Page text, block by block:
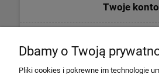
Twoje konto
Płatności i
Dbamy o Twoją
Pliki cookies i pokrewne im technologie